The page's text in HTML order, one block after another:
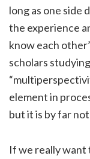
long as one side
the experience
know each
scholars
element in
but it is by far
If we really